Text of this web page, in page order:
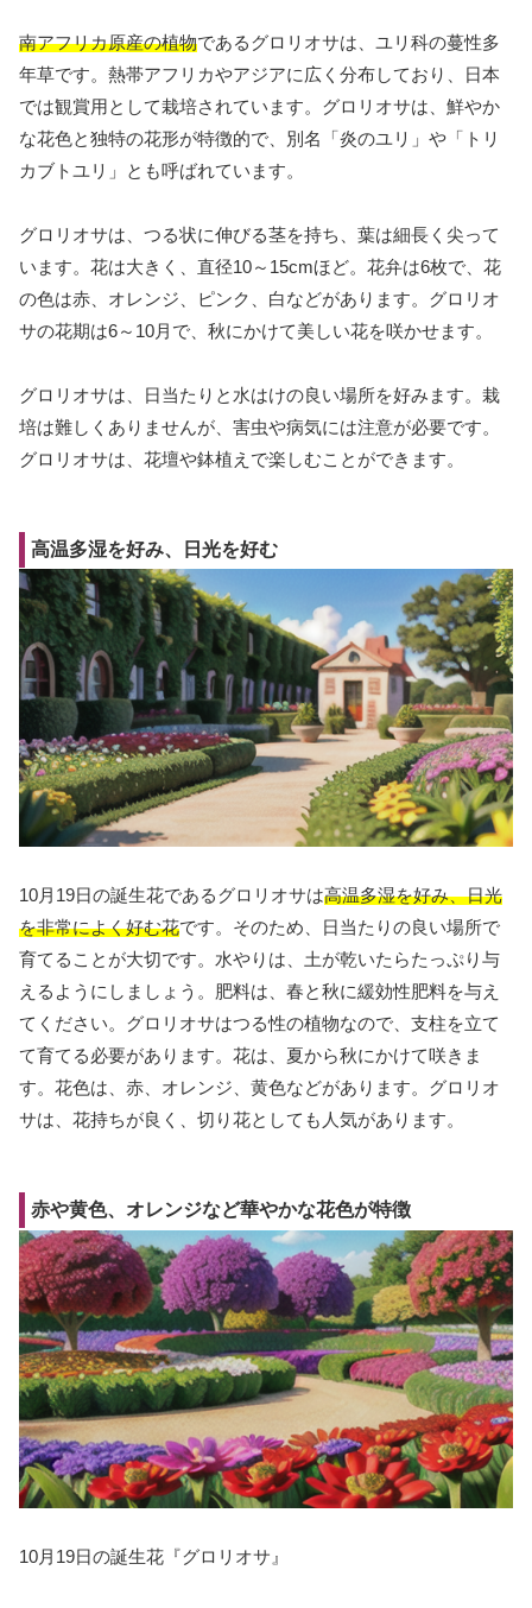
南アフリカ原産の植物であるグロリオサは、ユリ科の蔓性多
年草です。熱帯アフリカやアジアに広く分布しており、日本
では観賞用として栽培されています。グロリオサは、鮮やか
な花色と独特の花形が特徴的で、別名「炎のユリ」や「トリ
カブトユリ」とも呼ばれています。
グロリオサは、つる状に伸びる茎を持ち、葉は細長く尖って
います。花は大きく、直径10～15cmほど。花弁は6枚で、花
の色は赤、オレンジ、ピンク、白などがあります。グロリオ
サの花期は6～10月で、秋にかけて美しい花を咲かせます。
グロリオサは、日当たりと水はけの良い場所を好みます。栽
培は難しくありませんが、害虫や病気には注意が必要です。
グロリオサは、花壇や鉢植えで楽しむことができます。
高温多湿を好み、日光を好む
10月19日の誕生花であるグロリオサは高温多湿を好み、日光
を非常によく好む花です。そのため、日当たりの良い場所で
育てることが大切です。水やりは、土が乾いたらたっぷり与
えるようにしましょう。肥料は、春と秋に緩効性肥料を与え
てください。グロリオサはつる性の植物なので、支柱を立て
て育てる必要があります。花は、夏から秋にかけて咲きま
す。花色は、赤、オレンジ、黄色などがあります。グロリオ
サは、花持ちが良く、切り花としても人気があります。
赤や黄色、オレンジなど華やかな花色が特徴
10月19日の誕生花『グロリオサ』